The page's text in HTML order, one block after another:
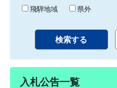
飛騨地域
県外
入札公告一覧